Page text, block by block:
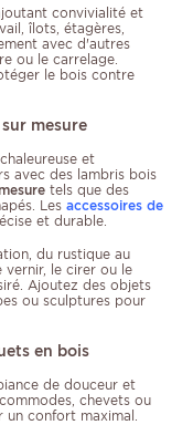
convivialité et
îlots, étagères,
avec d'autres
ou le carrelage.
le bois contre
mesure
et
avec des lambris bois
tels que des
Les accessoires de
et durable.
du rustique au
vernir, le cirer ou le
Ajoutez des objets
ou sculptures pour
en bois
de douceur et
chevets ou
confort maximal.